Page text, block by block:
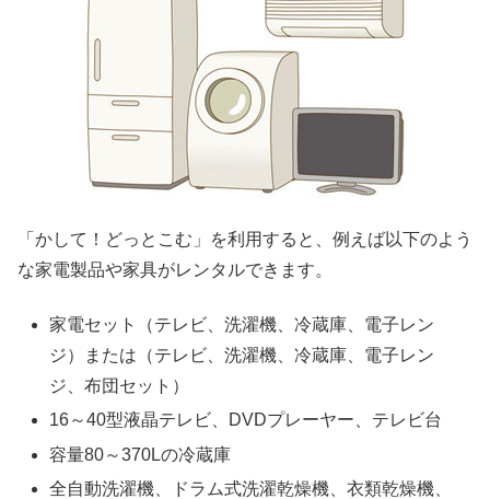
「かして！どっとこむ」を利用すると、例えば以下のよう
な家電製品や家具がレンタルできます。
家電セット（テレビ、洗濯機、冷蔵庫、電子レン
ジ）または（テレビ、洗濯機、冷蔵庫、電子レン
ジ、布団セット）
16～40型液晶テレビ、DVDプレーヤー、テレビ台
容量80～370Lの冷蔵庫
全自動洗濯機、ドラム式洗濯乾燥機、衣類乾燥機、